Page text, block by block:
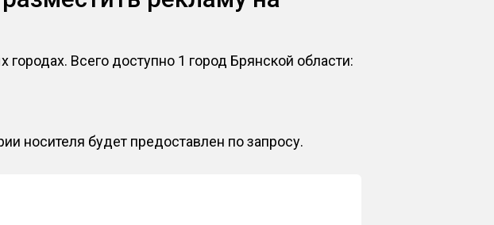
Всего доступно 1 город Брянской области:
носителя будет предоставлен по запросу.